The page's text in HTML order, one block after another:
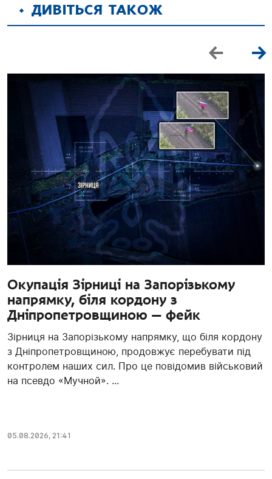
ДИВІТЬСЯ ТАКОЖ
Окупація Зірниці на Запорізькому
напрямку, біля кордону з
Дніпропетровщиною — фейк
Зірниця на Запорізькому напрямку, що біля кордону
з Дніпропетровщиною, продовжує перебувати під
контролем наших сил. Про це повідомив військовий
на псевдо «Мучной». ...
05.08.2026, 21:41